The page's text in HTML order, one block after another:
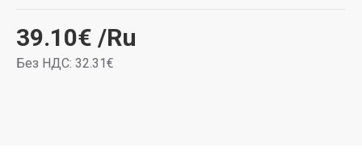
39.10€ /Ru
Без НДС: 32.31€